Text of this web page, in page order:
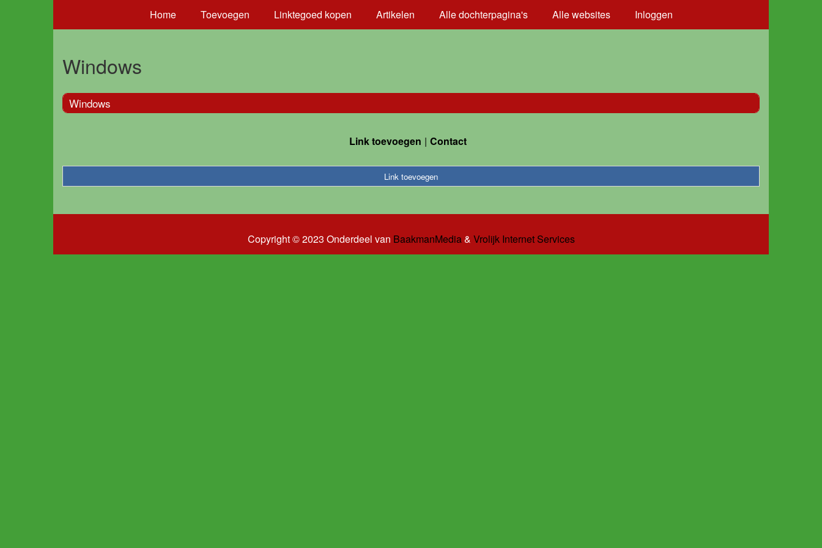
Home Toevoegen Linktegoed kopen Artikelen Alle dochterpagina's Alle websites Inloggen
Windows
Windows
Link toevoegen Contact
Link toevoegen
Copyright © 2023 Onderdeel van BaakmanMedia& Vrolijk Internet Services